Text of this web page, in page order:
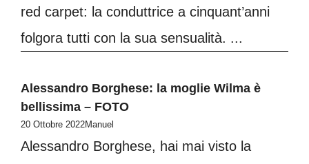
red carpet: la conduttrice a cinquant’anni
folgora tutti con la sua sensualità. ...
Alessandro Borghese: la moglie Wilma è
bellissima – FOTO
20 Ottobre 2022Manuel
Alessandro Borghese, hai mai visto la